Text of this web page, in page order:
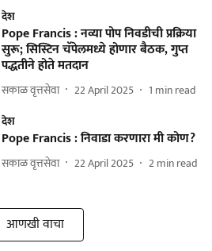
देश
Pope Francis : नव्या पोप निवडीची प्रक्रिया
सुरू; सिस्टिन चॅपेलमध्ये होणार बैठक, गुप्त
पद्धतीने होते मतदान
सकाळ वृत्तसेवा 22 April 2025 1 min read
देश
Pope Francis : निवाडा करणारा मी कोण?
सकाळ वृत्तसेवा 22 April 2025 2min read
आणखी वाचा